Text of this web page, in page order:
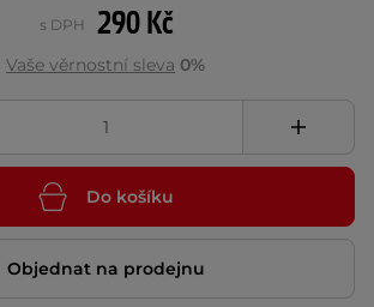
290 Kč
s DPH
Vaše věrnostní sleva 0%
Do košíku
Objednat na prodejnu